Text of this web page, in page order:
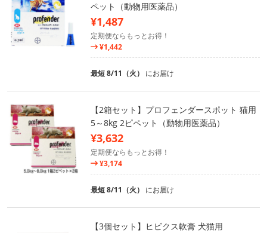
ペット（動物用医薬品）
¥1,487
定期便ならもっとお得！
¥1,442
最短 8/11（火） にお届け
【2箱セット】プロフェンダースポット 猫用
5～8kg 2ピペット（動物用医薬品）
¥3,632
定期便ならもっとお得！
¥3,174
最短 8/11（火） にお届け
【3個セット】ヒビクス軟膏 犬猫用